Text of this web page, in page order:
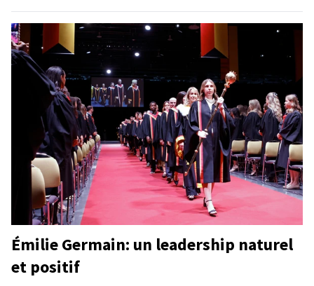
Émilie Germain: un leadership naturel
et positif